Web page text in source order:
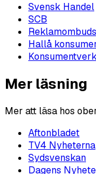
Svensk Handel
SCB
Hallå
Mer läsning
Mer att läsa hos
Aftonbladet
TV4 Nyheterna
Sydsvenskan
Dagens